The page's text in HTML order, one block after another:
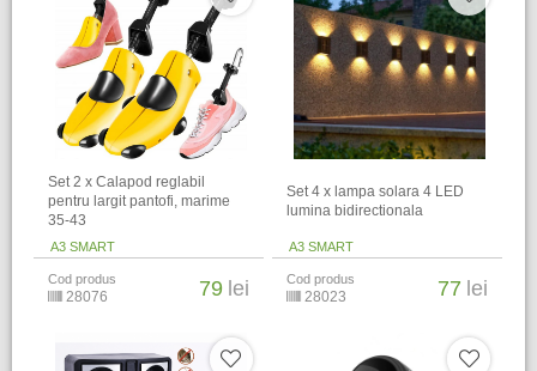
Set 2 x Calapod reglabil
pentru largit pantofi, marime
35-43
A3 SMART
Cod produs
28076 79 lei
Set 4 x lampa solara 4 LED
lumina bidirectionala
A3 SMART
Cod produs
28023 77 lei